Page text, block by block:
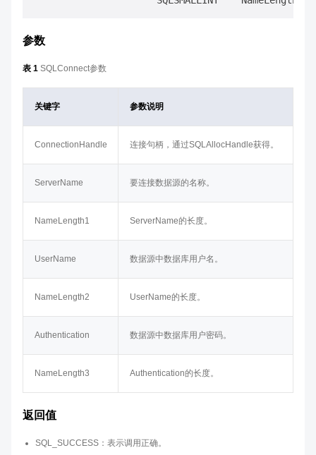
参数
表 1 SQLConnect参数
关键字 参数说明
ConnectionHandle 连接句柄，通过SQLAllocHandle获得。
ServerName 要连接数据源的名称。
NameLength1 ServerName的长度。
UserName 数据源中数据库用户名。
NameLength2 UserName的长度。
Authentication 数据源中数据库用户密码。
NameLength3 Authentication的长度。
返回值
SQL_SUCCESS：表示调用正确。